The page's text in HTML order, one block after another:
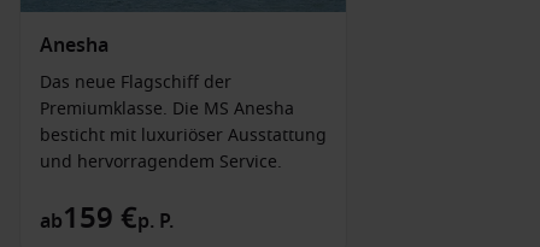
Anesha
Das neue Flagschiff der
Premiumklasse. Die MS Anesha
besticht mit luxuriöser Ausstattung
und hervorragendem Service.
ab159 €p. P.